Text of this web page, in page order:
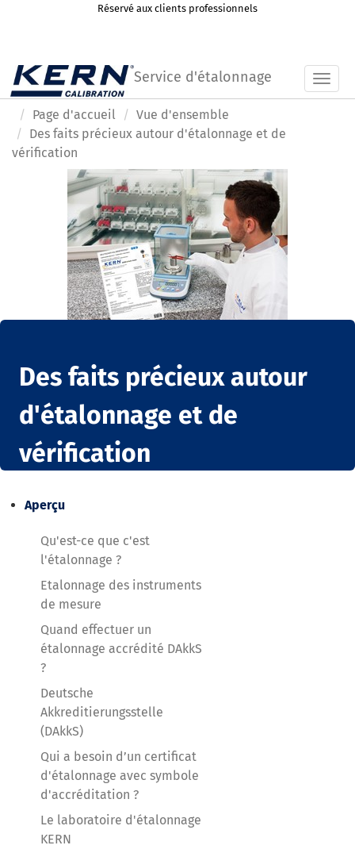
Réservé aux clients professionnels
Service d'étalonnage
Page d'accueil
Vue d'ensemble
Des faits précieux autour d'étalonnage et de
vérification
Des faits précieux autour
d'étalonnage et de
vérification
Aperçu
Qu'est-ce que c'est
l'étalonnage ?
Etalonnage des instruments
de mesure
Quand effectuer un
étalonnage accrédité DAkkS
?
Deutsche
Akkreditierungsstelle
(DAkkS)
Qui a besoin d’un certificat
d'étalonnage avec symbole
d'accréditation ?
Le laboratoire d'étalonnage
KERN